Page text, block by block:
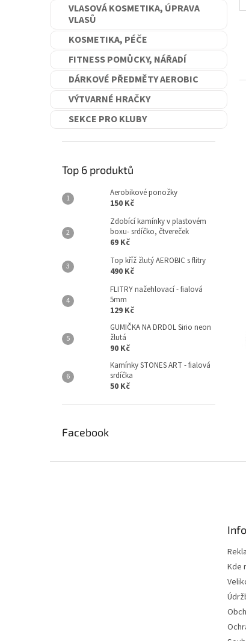
VLASOVÁ KOSMETIKA, ÚPRAVA
VLASŮ
KOSMETIKA, PÉČE
FITNESS POMŮCKY, NÁŘADÍ
DÁRKOVÉ PŘEDMĚTY AEROBIC
VÝTVARNÉ HRAČKY
SEKCE PRO KLUBY
Top 6 produktů
Aerobikové ponožky
150 Kč
Zdobící kamínky v plastovém
boxu- srdíčko, čtvereček
69 Kč
Top kříž žlutý AEROBIC s flitry
490 Kč
FLITRY nažehlovací - fialová
5mm
129 Kč
GUMIČKA NA DRDOL Sirio neon
žlutá
90 Kč
Kamínky STONES ART - fialová
srdíčka
50 Kč
Facebook
Kde